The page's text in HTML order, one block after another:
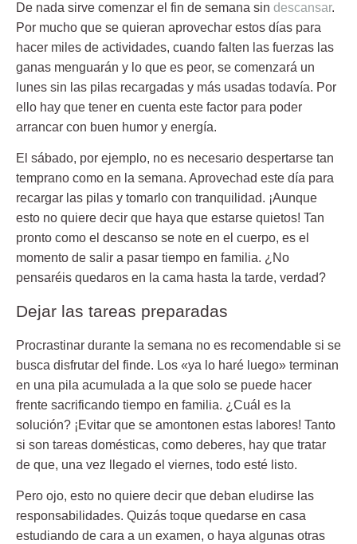
De nada sirve comenzar el fin de semana sin descansar.
Por mucho que se quieran aprovechar estos días para
hacer miles de actividades, cuando falten las fuerzas las
ganas menguarán y lo que es peor, se comenzará un
lunes sin las pilas recargadas y más usadas todavía. Por
ello hay que tener en cuenta este factor para poder
arrancar con buen humor y energía.
El sábado, por ejemplo, no es necesario despertarse tan
temprano como en la semana. Aprovechad este día para
recargar las pilas y tomarlo con tranquilidad. ¡Aunque
esto no quiere decir que haya que estarse quietos! Tan
pronto como el descanso se note en el cuerpo, es el
momento de salir a pasar tiempo en familia. ¿No
pensaréis quedaros en la cama hasta la tarde, verdad?
Dejar las tareas preparadas
Procrastinar durante la semana no es recomendable si se
busca disfrutar del finde. Los «ya lo haré luego» terminan
en una pila acumulada a la que solo se puede hacer
frente sacrificando tiempo en familia. ¿Cuál es la
solución? ¡Evitar que se amontonen estas labores! Tanto
si son tareas domésticas, como deberes, hay que tratar
de que, una vez llegado el viernes, todo esté listo.
Pero ojo, esto no quiere decir que deban eludirse las
responsabilidades. Quizás toque quedarse en casa
estudiando de cara a un examen, o haya algunas otras